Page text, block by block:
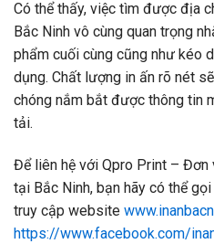
Có thể thấy, việc tìm được địa
Bắc Ninh vô cùng quan trọng
phẩm cuối cùng cũng như kéo
dụng. Chất lượng in ấn rõ nét
chóng nắm bắt được thông tin
tải.
Để liên hệ với Qpro Print – Đơn
tại Bắc Ninh, bạn hãy có thể
truy cập website
https://www.facebook.com/